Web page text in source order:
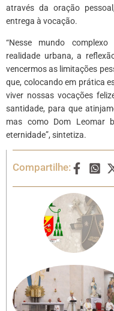
através da oração
entrega à vocação.
“Nesse mundo
realidade urbana, a
vencermos as limitações
que, colocando em prática
viver nossas vocações
santidade, para que
mas como Dom Leomar
eternidade”, sintetiza.
Compartilhe: